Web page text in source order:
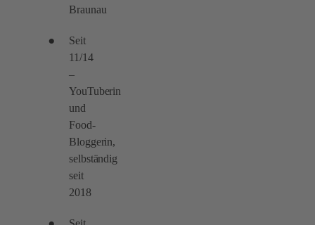
Braunau
Seit
11/14
–
YouTuberin
und
Food-
Bloggerin,
selbständig
seit
2018